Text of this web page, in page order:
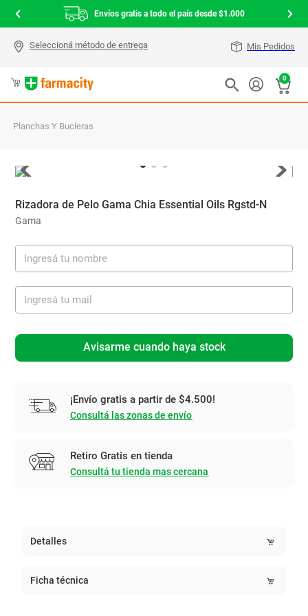
Envíos gratis a todo el país desde $1.000
Mis Pedidos
0
Planchas Y Bucleras
Rizadora de Pelo Gama Chia Essential Oils Rgstd-N
Gama
Avisarme cuando haya stock
¡Envío gratis a partir de $4.500!
Consultá las zonas de envío
Retiro Gratis en tienda
Consultá tu tienda mas cercana
Detalles
Ficha técnica